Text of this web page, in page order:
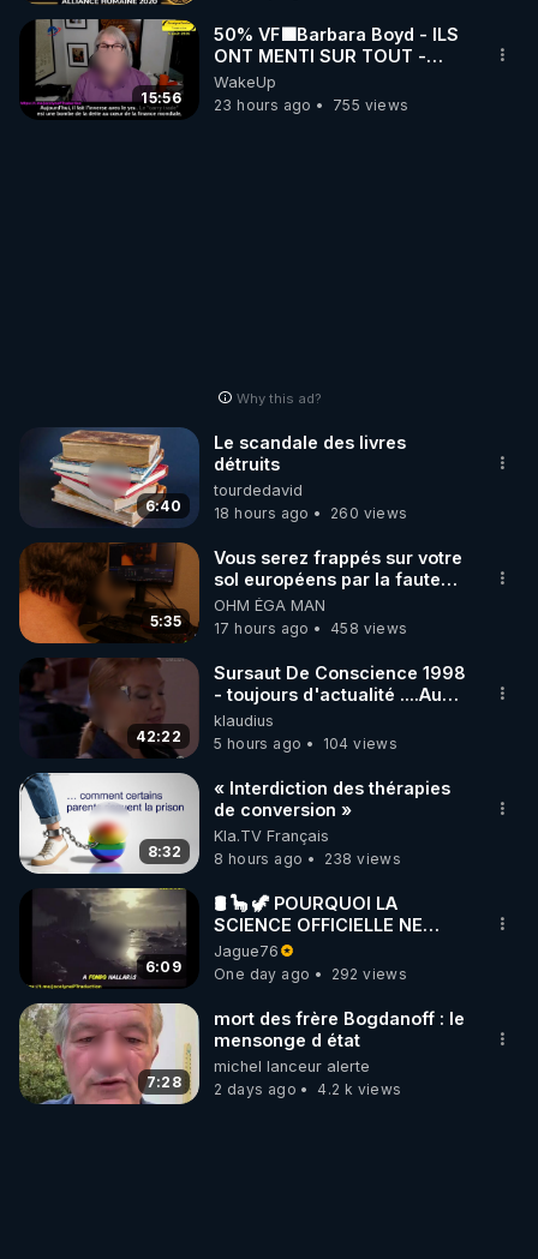
15:56
50% VF🟩Barbara Boyd - ILS
ONT MENTI SUR TOUT -
Jocelyne Traduction
WakeUp
23 hours ago
755 views
Why this ad?
6:40
Le scandale des livres
détruits
tourdedavid
18 hours ago
260 views
5:35
Vous serez frappés sur votre
sol européens par la faute
des dirigeants qui s'en
mettent dans le nez
OHM ÉGA MAN
17 hours ago
458 views
42:22
Sursaut De Conscience 1998
- toujours d'actualité ....Au
Dela Du Réel
klaudius
5 hours ago
104 views
8:32
« Interdiction des thérapies
de conversion »
Kla.TV Français
8 hours ago
238 views
6:09
🛢 🦕 🦖 POURQUOI LA
SCIENCE OFFICIELLE NE
CONNAÎT-ELLE PAS LA VRAIE
ORIGINE DU PÉTROLE ?
Jague76
One day ago
292 views
7:28
mort des frère Bogdanoff : le
mensonge d état
michel lanceur alerte
2 days ago
4.2 k views